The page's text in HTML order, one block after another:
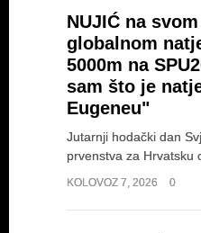
Nakon Patrika
medaljašicu
NUJIĆ na
globalnom
5000m na
sam što je
Eugeneu"
Jutarnji hodački dan
prvenstva za Hrvatsku
KOLOVOZ 7, 2026 0